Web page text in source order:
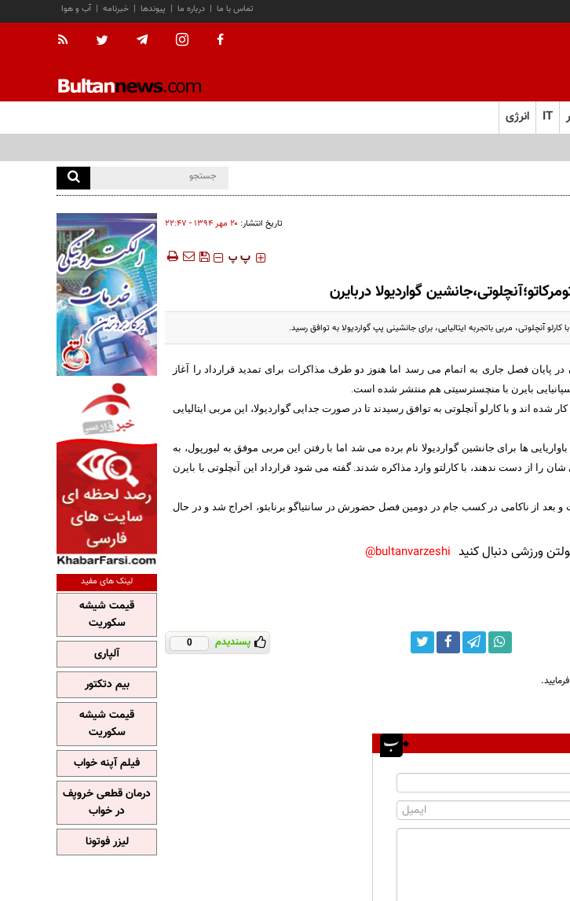
آب و هوا | خبرنامه | پیوندها | درباره ما | تماس با ما
IT انرژی
تاریخ انتشار: ۲۰ مهر ۱۳۹۴ - ۲۲:۴۷
‍‍‍ پ پ
گواردیولا دربایرن
آنچلوتی، مربی باتجربه ایتالیایی، ‏برای جانشینی پپ گواردیولا به توافق رسید.‏
در پایان فصل جاری به اتمام می رسد اما هنوز دو ‏طرف مذاکرات برای تمدید قرارداد را آغاز
‏بایرن با منچسترسیتی هم منتشر شده است.‏
شده اند و با کارلو آنچلوتی به توافق رسیدند تا در ‏صورت جدایی گواردیولا، این مربی ایتالیایی
ها برای جانشین گواردیولا نام برده می شد ‏اما با رفتن این مربی موفق به لیورپول، به
را از ‏دست ندهند، با کارلتو وارد مذاکره شدند. گفته می شود قرارداد این آنچلوتی با بایرن
بعد از ناکامی در کسب جام در دومین فصل حضورش در سانتیاگو برنابئو، اخراج شد و در حال
ورزشی دنبال کنید bultanvarzeshi@
پسندیدم 0
لینک های مفید
قیمت شیشه
سکوریت
آلپاری
بیم دتکتور
قیمت شیشه
سکوریت
فیلم آپنه خواب
درمان قطعی خروپف
در خواب
لیزر فوتونا